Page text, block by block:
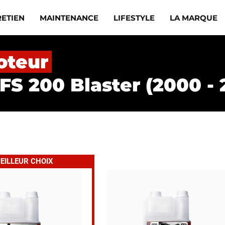
MAINTENANCE LIFESTYLE LA MARQUE
200 Blaster (2000 -
CHOIX